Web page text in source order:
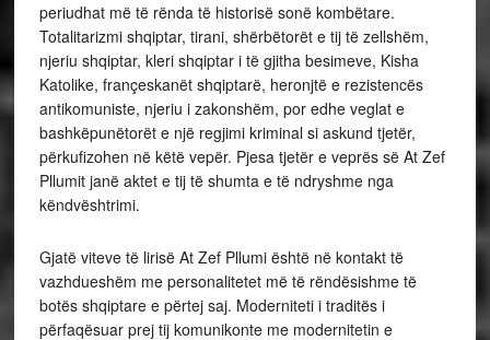
periudhat më të rënda të historisë sonë kombëtare.
Totalitarizmi shqiptar, tirani, shërbëtorët e tij të zellshëm,
njeriu shqiptar, kleri shqiptar i të gjitha besimeve, Kisha
Katolike, françeskanët shqiptarë, heronjtë e rezistencës
antikomuniste, njeriu i zakonshëm, por edhe veglat e
bashkëpunëtorët e një regjimi kriminal si askund tjetër,
përkufizohen në këtë vepër. Pjesa tjetër e veprës së At Zef
Pllumit janë aktet e tij të shumta e të ndryshme nga
këndvështrimi.
Gjatë viteve të lirisë At Zef Pllumi është në kontakt të
vazhdueshëm me personalitetet më të rëndësishme të
botës shqiptare e përtej saj. Moderniteti i traditës i
përfaqësuar prej tij komunikonte me modernitetin e